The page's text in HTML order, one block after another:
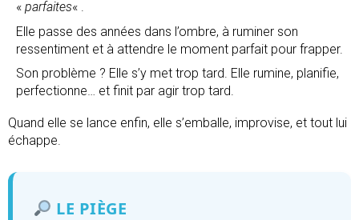
« parfaites« .
Elle passe des années dans l’ombre, à ruminer son
ressentiment et à attendre le moment parfait pour frapper.
Son problème ? Elle s’y met trop tard. Elle rumine, planifie,
perfectionne… et finit par agir trop tard.
Quand elle se lance enfin, elle s’emballe, improvise, et tout lui
échappe.
LE PIÈGE